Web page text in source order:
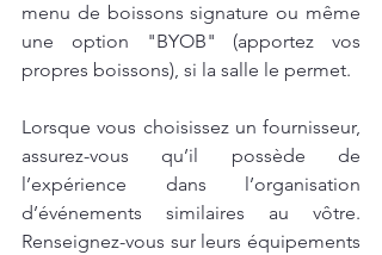
menu de boissons signature ou même
une option "BYOB" (apportez vos
propres boissons), si la salle le permet.
Lorsque vous choisissez un fournisseur,
assurez-vous qu’il possède de
l’expérience dans l’organisation
d’événements similaires au vôtre.
Renseignez-vous sur leurs équipements